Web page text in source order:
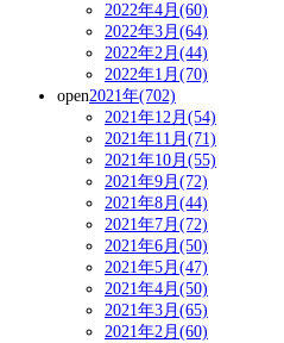
2022年4月(60)
2022年3月(64)
2022年2月(44)
2022年1月(70)
open2021年(702)
2021年12月(54)
2021年11月(71)
2021年10月(55)
2021年9月(72)
2021年8月(44)
2021年7月(72)
2021年6月(50)
2021年5月(47)
2021年4月(50)
2021年3月(65)
2021年2月(60)